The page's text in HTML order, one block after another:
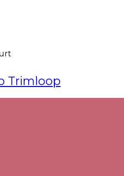
Trimloop